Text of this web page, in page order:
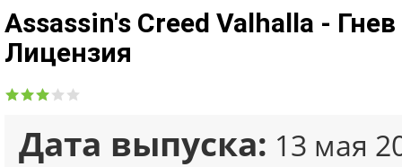
Assassin's Creed Valhalla -
Лицензия
Дата выпуска: 13 мая